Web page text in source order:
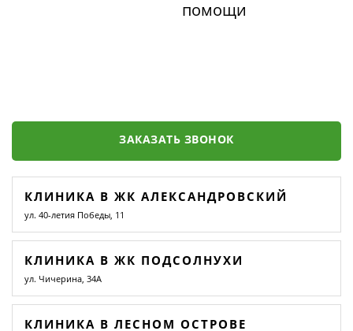
помощи
ЗАКАЗАТЬ ЗВОНОК
КЛИНИКА В ЖК АЛЕКСАНДРОВСКИЙ
ул. 40-летия Победы, 11
КЛИНИКА В ЖК ПОДСОЛНУХИ
ул. Чичерина, 34А
КЛИНИКА В ЛЕСНОМ ОСТРОВЕ